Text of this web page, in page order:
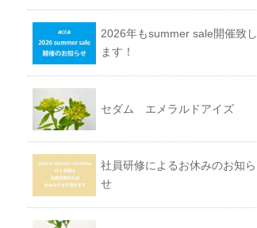
2026年もsummer sale開催致し
ます！
セダム エメラルドアイズ
社員研修によるお休みのお知ら
せ